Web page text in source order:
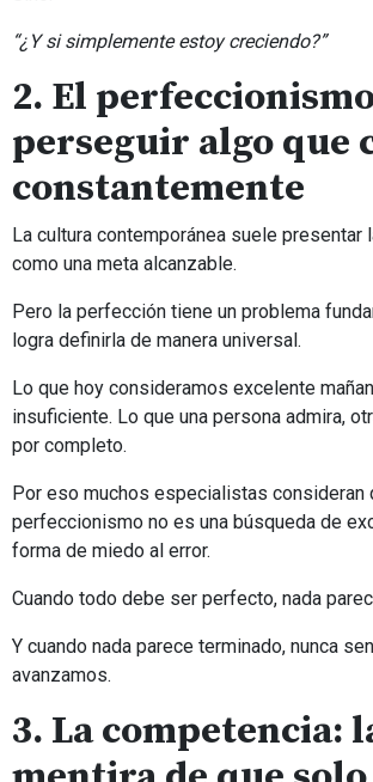
“¿Y si simplemente estoy creciendo?”
2. El
perseguir algo que
constantemente
La cultura contemporánea suele presentar
como una meta alcanzable.
Pero la perfección tiene un problema
logra definirla de manera universal.
Lo que hoy consideramos excelente
insuficiente. Lo que una persona admira,
por completo.
Por eso muchos especialistas consideran
perfeccionismo no es una búsqueda de
forma de miedo al error.
Cuando todo debe ser perfecto, nada
Y cuando nada parece terminado, nunca
avanzamos.
3. La competencia: